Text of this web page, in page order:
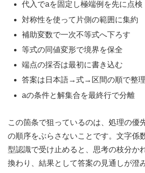
代入でaを固定し極端例を先に点検
対称性を使って片側の範囲に集約
補助変数で一次不等式へ下ろす
等式の同値変形で境界を保全
端点の採否は最初に書き込む
答案は日本語→式→区間の順で整理
aの条件と解集合を最終行で分離
この箇条で狙っているのは、処理の優
の順序をぶらさないことです。文字係
型認識で受け止めると、思考の枝分か
換わり、結果として答案の見通しが澄